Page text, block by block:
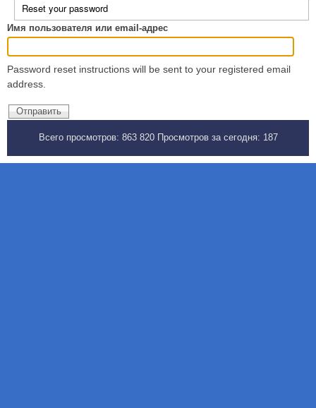
Reset your password
Имя пользователя или email-адрес
Password reset instructions will be sent to your registered email
address.
Всего просмотров: 863 820 Просмотров за сегодня: 187